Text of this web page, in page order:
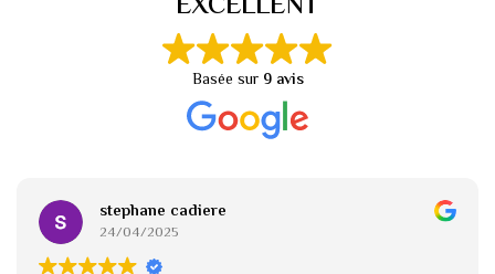
Basée sur 9 avis
stephane cadiere
24/04/2025